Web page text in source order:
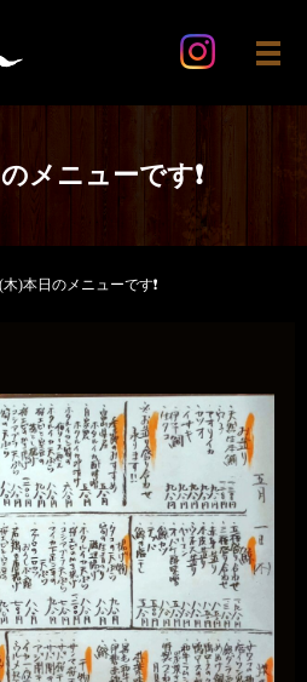
メ
メニューです❗️
木)本日のメニューです❗️